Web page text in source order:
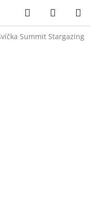
Hledat
KOŠÍK
Summit Stargazing